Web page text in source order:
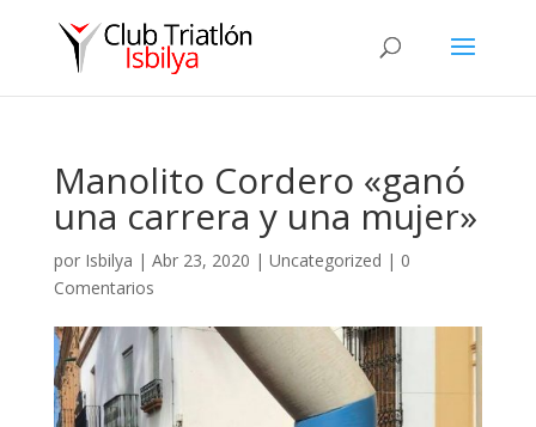
Manolito Cordero «ganó
una carrera y una mujer»
por Isbilya | Abr 23, 2020 | Uncategorized | 0
Comentarios